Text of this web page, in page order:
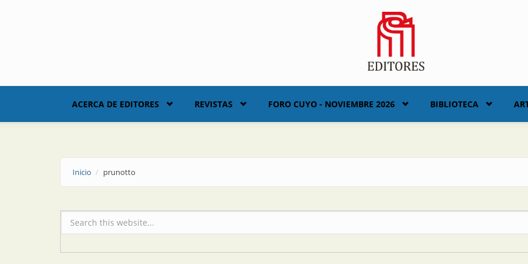
ACERCA DE EDITORES REVISTAS FORO CUYO - NOVIEMBRE 2026 BIBLIOTECA
Inicio prunotto
Formulario de búsqueda